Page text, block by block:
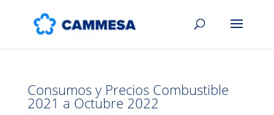
Consumos y Precios Combustible
2021 a Octubre 2022